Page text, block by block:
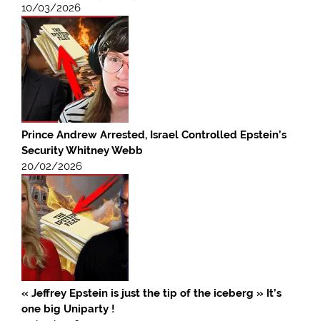
10/03/2026
Prince Andrew Arrested, Israel Controlled Epstein’s
Security Whitney Webb
20/02/2026
« Jeffrey Epstein is just the tip of the iceberg » It’s
one big Uniparty !